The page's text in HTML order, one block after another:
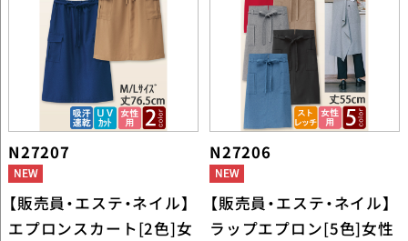
N27207
【販売員・エステ・ネイル】
エプロンスカート[2色]女
N27206
【販売員・エステ・ネイル】
ラップエプロン[5色]女性